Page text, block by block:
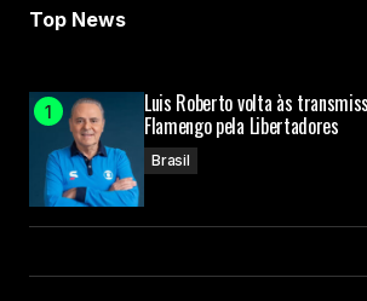
Top News
Luis Roberto volta às
Flamengo pela Libertadores
Brasil